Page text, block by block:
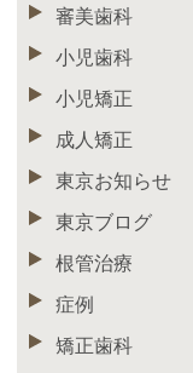
審美歯科
小児歯科
小児矯正
成人矯正
東京お知らせ
東京ブログ
根管治療
症例
矯正歯科